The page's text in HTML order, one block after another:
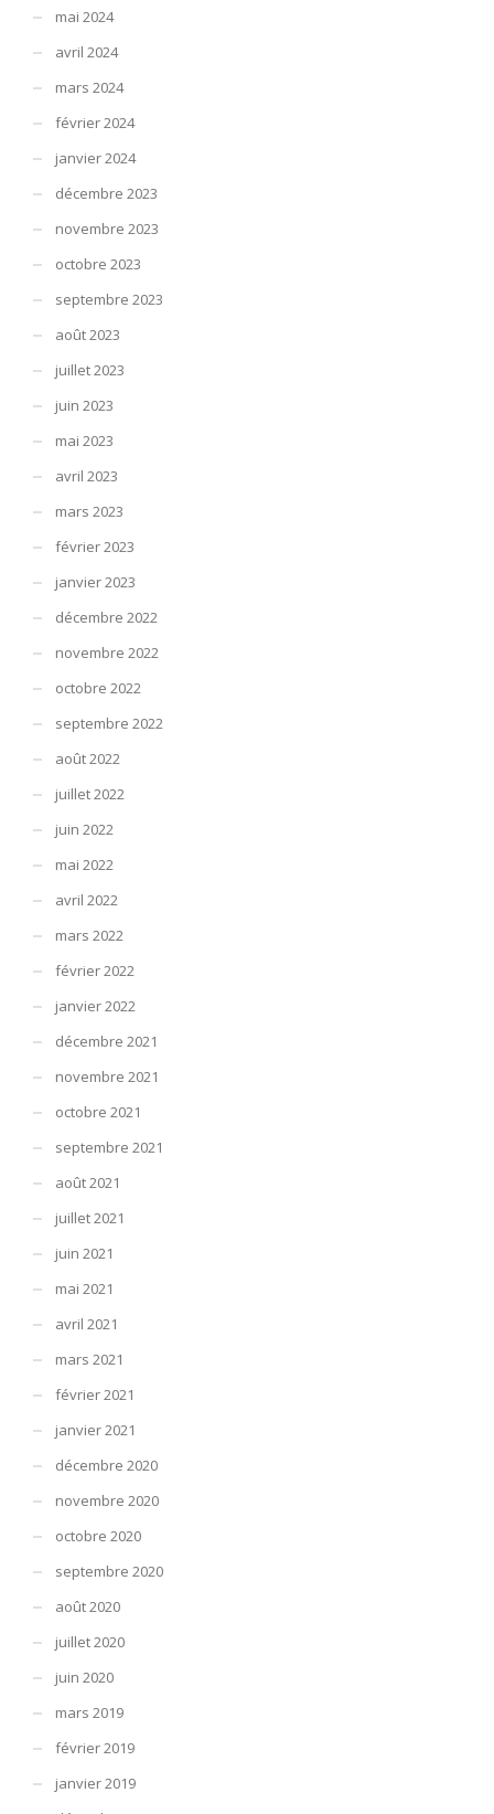
mai 2024
avril 2024
mars 2024
février 2024
janvier 2024
décembre 2023
novembre 2023
octobre 2023
septembre 2023
août 2023
juillet 2023
juin 2023
mai 2023
avril 2023
mars 2023
février 2023
janvier 2023
décembre 2022
novembre 2022
octobre 2022
septembre 2022
août 2022
juillet 2022
juin 2022
mai 2022
avril 2022
mars 2022
février 2022
janvier 2022
décembre 2021
novembre 2021
octobre 2021
septembre 2021
août 2021
juillet 2021
juin 2021
mai 2021
avril 2021
mars 2021
février 2021
janvier 2021
décembre 2020
novembre 2020
octobre 2020
septembre 2020
août 2020
juillet 2020
juin 2020
mars 2019
février 2019
janvier 2019